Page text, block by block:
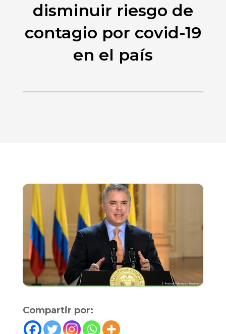
disminuir riesgo de
contagio por covid-19
en el país
Compartir por: